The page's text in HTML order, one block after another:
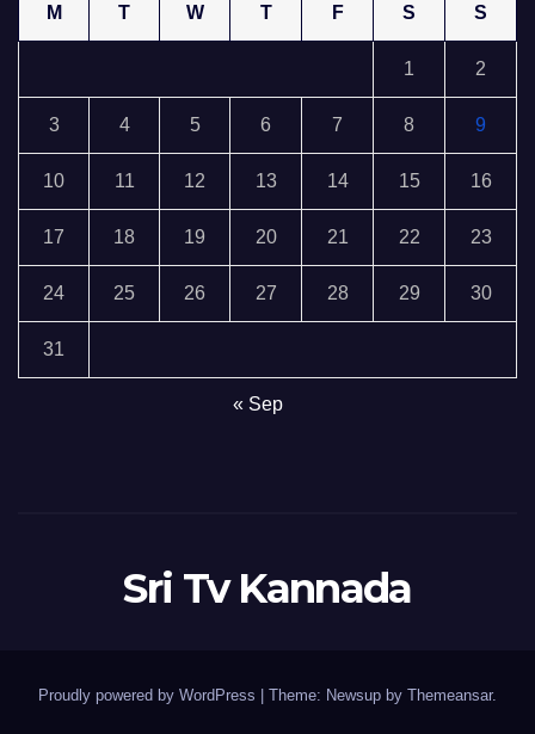
M T W T F S S
1 2
3 4 5 6 7 8 9
10 11 12 13 14 15 16
17 18 19 20 21 22 23
24 25 26 27 28 29 30
31
« Sep
Sri Tv Kannada
Proudly powered by WordPress Theme: Newsup by Themeansar.